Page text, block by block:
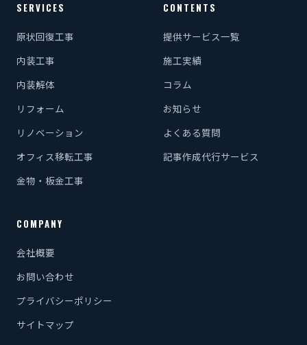
SERVICES
原状回復工事
内装工事
内装解体
リフォーム
リノベーション
オフィス移転工事
金物・板金工事
CONTENTS
提供サービス一覧
施工実績
コラム
お知らせ
よくある質問
記事作成代行サービス
COMPANY
会社概要
お問い合わせ
プライバシーポリシー
サイトマップ